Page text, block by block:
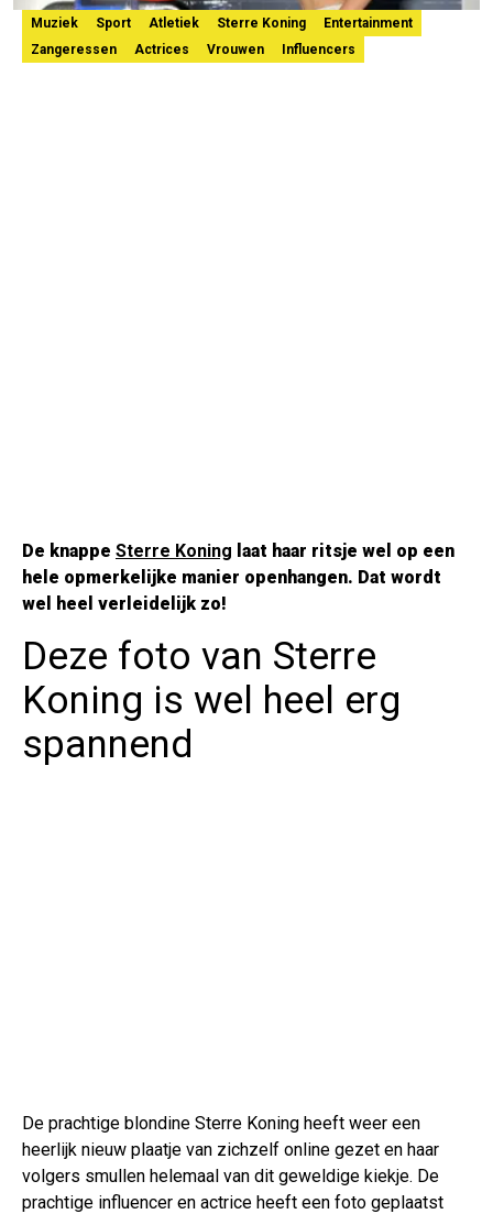
Muziek Sport Atletiek Sterre Koning
Entertainment
Zangeressen
Actrices Vrouwen Influencers
De knappe Sterre Koning laat haar ritsje wel op een
hele opmerkelijke manier openhangen. Dat wordt
wel heel verleidelijk zo!
Deze foto van Sterre
Koning is wel heel erg
spannend
De prachtige blondine Sterre Koning heeft weer een
heerlijk nieuw plaatje van zichzelf online gezet en haar
volgers smullen helemaal van dit geweldige kiekje. De
prachtige influencer en actrice heeft een foto geplaatst